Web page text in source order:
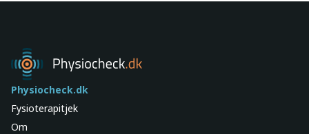
Physiocheck.dk
Fysioterapitjek
Om